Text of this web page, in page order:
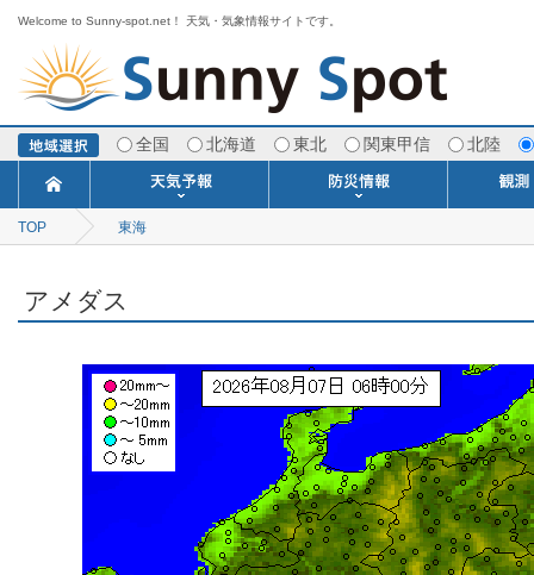
Welcome to Sunny-spot.net！ 天気・気象情報サイトです。
全国 北海道 東北 関東甲信 北陸
今日明日の天気
ポイント予報
週間天気予報
寒・暖候期予報
TOP 東海
アメダス